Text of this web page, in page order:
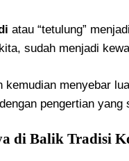
atau “tetulung”
sudah menjadi
kemudian menyebar
pengertian yang
di Balik Tradisi